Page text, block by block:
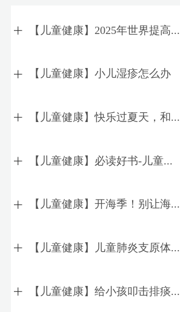
【儿童健康】2025年世界提高...
【儿童健康】小儿湿疹怎么办
【儿童健康】快乐过夏天，和...
【儿童健康】必读好书-儿童...
【儿童健康】开海季！别让海...
【儿童健康】儿童肺炎支原体...
【儿童健康】给小孩叩击排痰...